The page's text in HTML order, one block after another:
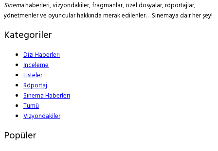
Sinemahaberleri, vizyondakiler, fragmanlar, özel dosyalar, röportajlar,
yönetmenler ve oyuncular hakkında merak edilenler… Sinemaya dair her şey!
Kategoriler
Dizi Haberleri
İnceleme
Listeler
Röportaj
Sinema Haberleri
Tümü
Vizyondakiler
Popüler